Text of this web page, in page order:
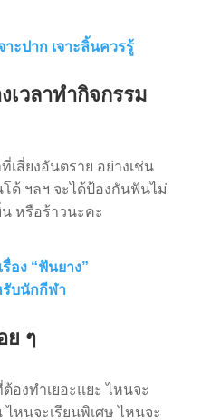
ะปาก เจาะลิ้นควรรู้
เวลาทำกิจกรรม
เสี่ยงอันตราย อย่างเช่น
ด้ ฯลฯ จะได้ป้องกันฟันไม่
หรือร้าวนะคะ
อง “ฟันยาง”
บนักกีฬา
ย ๆ
องทำเยอะแยะ ไหนจะ
ไหนจะเรียนพิเศษ ไหนจะ